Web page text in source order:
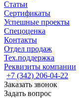
Статьи
Сертификаты
Успешные проекты
Спецоценка
Контакты
Отдел продаж
Тех.поддержка
Реквизиты компании
+7 (342) 206-04-22
Заказать звонок
Задать вопрос